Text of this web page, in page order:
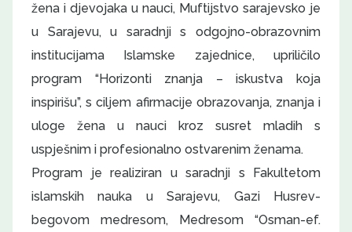
žena i djevojaka u nauci, Muftijstvo sarajevsko je
u Sarajevu, u saradnji s odgojno-obrazovnim
institucijama Islamske zajednice, upriličilo
program “Horizonti znanja – iskustva koja
inspirišu”, s ciljem afirmacije obrazovanja, znanja i
uloge žena u nauci kroz susret mladih s
uspješnim i profesionalno ostvarenim ženama.
Program je realiziran u saradnji s Fakultetom
islamskih nauka u Sarajevu, Gazi Husrev-
begovom medresom, Medresom “Osman-ef.